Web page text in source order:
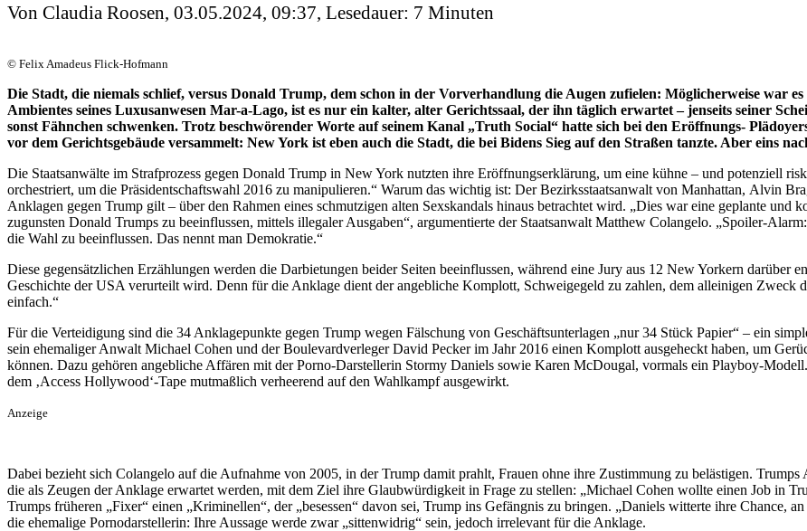
Von Claudia Roosen, 03.05.2024, 09:37, Lesedauer: 7 Minuten
© Felix Amadeus Flick-Hofmann
Die Stadt, die niemals schlief, versus Donald Trump, dem schon in der Vorverhandlung die Augen zufielen: Möglicherweise war
Ambientes seines Luxusanwesen Mar-a-Lago, ist es nur ein kalter, alter Gerichtssaal, der ihn täglich erwartet – jenseits seiner
sonst Fähnchen schwenken. Trotz beschwörender Worte auf seinem Kanal „Truth Social“ hatte sich bei den Eröffnungs-
vor dem Gerichtsgebäude versammelt: New York ist eben auch die Stadt, die bei Bidens Sieg auf den Straßen tanzte. Aber eins
Die Staatsanwälte im Strafprozess gegen Donald Trump in New York nutzten ihre Eröffnungserklärung, um eine kühne – und potenziell
orchestriert, um die Präsidentschaftswahl 2016 zu manipulieren.“ Warum das wichtig ist: Der Bezirksstaatsanwalt von Manhattan, Alvin
Anklagen gegen Trump gilt – über den Rahmen eines schmutzigen alten Sexskandals hinaus betrachtet wird. „Dies war eine geplante und
zugunsten Donald Trumps zu beeinflussen, mittels illegaler Ausgaben“, argumentierte der Staatsanwalt Matthew Colangelo. „Spoiler-
die Wahl zu beeinflussen. Das nennt man Demokratie.“
Diese gegensätzlichen Erzählungen werden die Darbietungen beider Seiten beeinflussen, während eine Jury aus 12 New Yorkern darüber
Geschichte der USA verurteilt wird. Denn für die Anklage dient der angebliche Komplott, Schweigegeld zu zahlen, dem alleinigen Zweck
einfach.“
Für die Verteidigung sind die 34 Anklagepunkte gegen Trump wegen Fälschung von Geschäftsunterlagen „nur 34 Stück Papier“ – ein
sein ehemaliger Anwalt Michael Cohen und der Boulevardverleger David Pecker im Jahr 2016 einen Komplott ausgeheckt haben, um
können. Dazu gehören angebliche Affären mit der Porno-Darstellerin Stormy Daniels sowie Karen McDougal, vormals ein Playboy-
dem ‚Access Hollywood‘-Tape mutmaßlich verheerend auf den Wahlkampf ausgewirkt.
Anzeige
Dabei bezieht sich Colangelo auf die Aufnahme von 2005, in der Trump damit prahlt, Frauen ohne ihre Zustimmung zu belästigen.
die als Zeugen der Anklage erwartet werden, mit dem Ziel ihre Glaubwürdigkeit in Frage zu stellen: „Michael Cohen wollte einen Job in
Trumps früheren „Fixer“ einen „Kriminellen“, der „besessen“ davon sei, Trump ins Gefängnis zu bringen. „Daniels witterte ihre Chance,
die ehemalige Pornodarstellerin: Ihre Aussage werde zwar „sittenwidrig“ sein, jedoch irrelevant für die Anklage.